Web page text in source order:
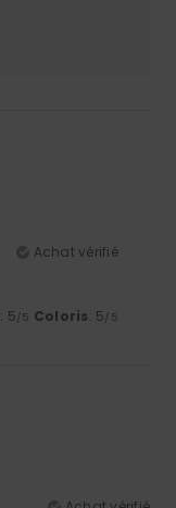
Achat vérifié
: 5/5 Coloris: 5/5